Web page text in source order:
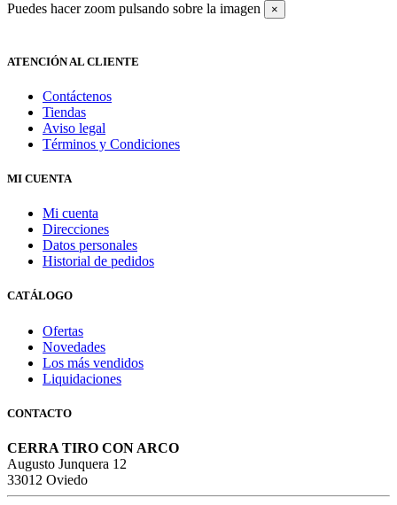
Puedes hacer zoom pulsando sobre la imagen ×
ATENCIÓN AL CLIENTE
Contáctenos
Tiendas
Aviso legal
Términos y Condiciones
MI CUENTA
Mi cuenta
Direcciones
Datos personales
Historial de pedidos
CATÁLOGO
Ofertas
Novedades
Los más vendidos
Liquidaciones
CONTACTO
CERRA TIRO CON ARCO
Augusto Junquera 12
33012 Oviedo